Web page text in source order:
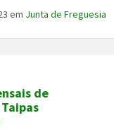
em Junta de Freguesia
de